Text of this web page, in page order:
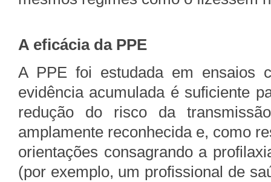
A eficácia da PPE
A PPE foi estudada em ensaios
evidência acumulada é suficiente
redução do risco da
amplamente reconhecida e, como
orientações consagrando a
(por exemplo, um profissional de